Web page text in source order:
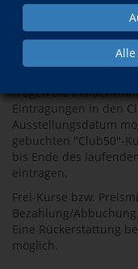
Alle
Jeder 5. in Ihrem
einer maximalen
Kosten übersteigen,
Differenzbetrag zu
Kurse mit dem
Fragen Sie bei der
Eintragungen in den
Ausstellungsdatum
gebuchten "Club50"-
bis Ende des
eintragen.
Frei-Kurse bzw.
Bezahlung/
Eine Rückerstattung
möglich.